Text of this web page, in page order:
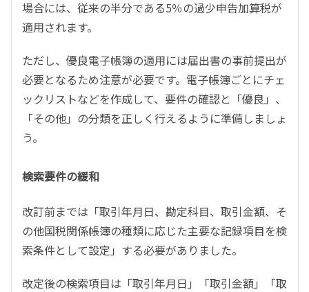
場合には、従来の半分である5％の過少申告加算税が
適用されます。
ただし、優良電子帳簿の適用には届出書の事前提出が
必要となるため注意が必要です。電子帳簿ごとにチェ
ックリストなどを作成して、要件の確認と「優良」、
「その他」の分類を正しく行えるように準備しましょ
う。
検索要件の緩和
改訂前までは「取引年月日、勘定科目、取引金額、そ
の他国税関係帳簿の種類に応じた主要な記録項目を検
索条件として設定」する必要がありました。
改定後の検索項目は「取引年月日」「取引金額」「取